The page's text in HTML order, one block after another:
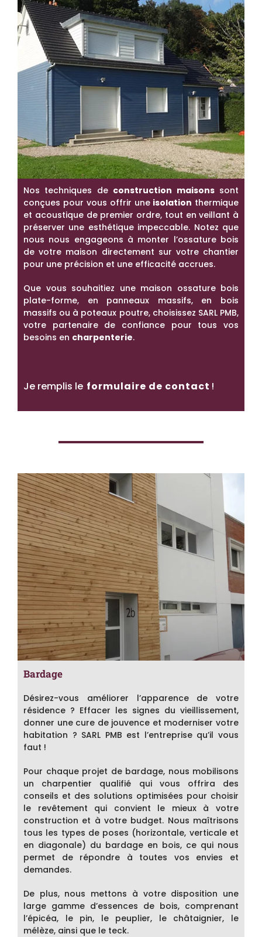
Nos techniques de construction maisonssont
conçues pour vous offrir une isolation thermique
et acoustique de premier ordre, tout en veillant à
préserver une esthétique impeccable. Notez que
nous nous engageons à monter l’ossature bois
de votre maison directement sur votre chantier
pour une précision et une efficacité accrues.
Que vous souhaitiez une maison ossature bois
plate-forme, en panneaux massifs, en bois
massifs ou à poteaux poutre, choisissez SARL PMB,
votre partenaire de confiance pour tous vos
besoins en charpenterie.
Je remplis le formulaire de contact !
Bardage
Désirez-vous améliorer l’apparence de votre
résidence ? Effacer les signes du vieillissement,
donner une cure de jouvence et moderniser votre
habitation ? SARL PMB est l’entreprise qu’il vous
faut !
Pour chaque projet de bardage, nous mobilisons
un charpentier qualifié qui vous offrira des
conseils et des solutions optimisées pour choisir
le revêtement qui convient le mieux à votre
construction et à votre budget. Nous maîtrisons
tous les types de poses (horizontale, verticale et
en diagonale) du bardage en bois, ce qui nous
permet de répondre à toutes vos envies et
demandes.
De plus, nous mettons à votre disposition une
large gamme d’essences de bois, comprenant
l’épicéa, le pin, le peuplier, le châtaignier, le
mélèze, ainsi que le teck.